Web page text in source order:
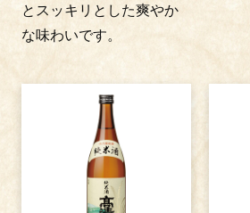
とスッキリとした爽やか
な味わいです。